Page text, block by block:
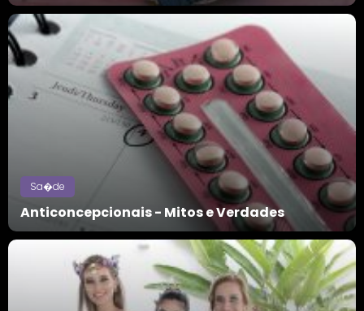
Sa�de
Anticoncepcionais - Mitos e Verdades